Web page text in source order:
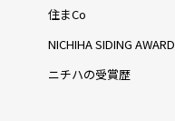
住まCo
NICHIHA SIDING AWARD
ニチハの受賞歴